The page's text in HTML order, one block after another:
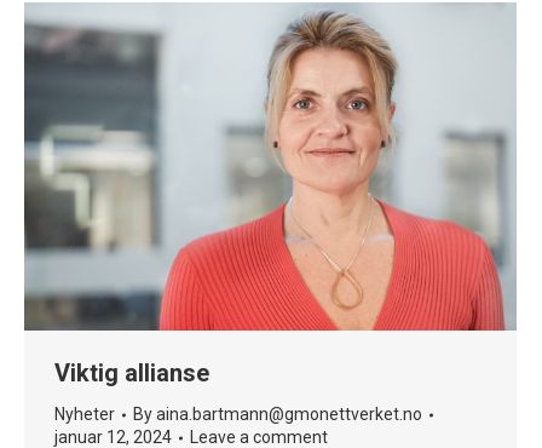
Viktig allianse
Nyheter Byaina.bartmann@gmonettverket.no
januar 12, 2024
Leave a comment